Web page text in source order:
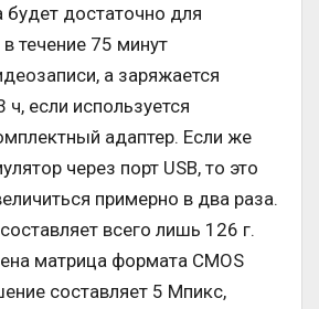
будет достаточно для
течение 75 минут
а заряжается
ч, если используется
адаптер. Если же
через порт USB, то это
примерно в два раза.
всего лишь 126 г.
матрица формата CMOS
составляет 5 Мпикс,